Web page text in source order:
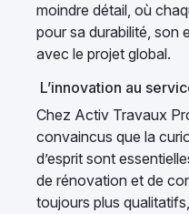
moindre détail, où
pour sa durabilité, son
avec le projet global.
L’innovation au
Chez Activ Travaux
convaincus que la
d’esprit sont
de rénovation et de
toujours plus